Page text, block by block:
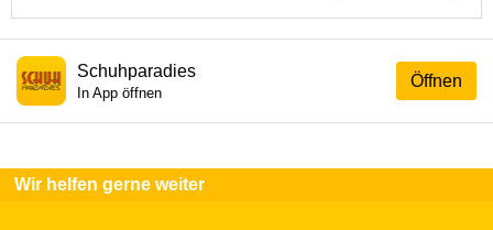
Öffnen
Schuhparadies
In App öffnen
Wir helfen gerne weiter